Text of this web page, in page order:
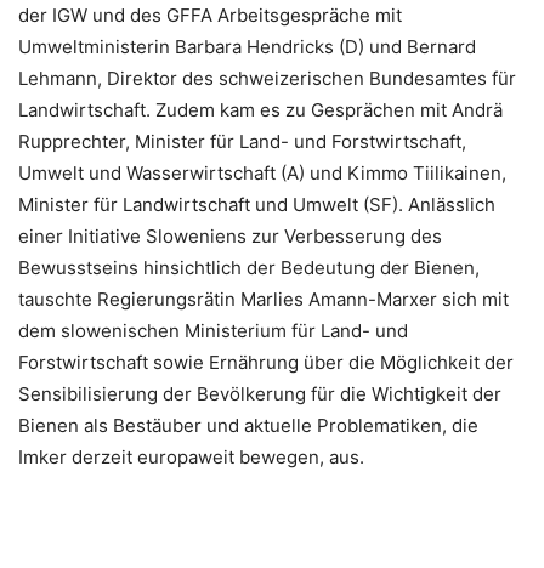
der IGW und des GFFA Arbeitsgespräche mit
Umweltministerin Barbara Hendricks (D) und Bernard
Lehmann, Direktor des schweizerischen Bundesamtes für
Landwirtschaft. Zudem kam es zu Gesprächen mit Andrä
Rupprechter, Minister für Land- und Forstwirtschaft,
Umwelt und Wasserwirtschaft (A) und Kimmo Tiilikainen,
Minister für Landwirtschaft und Umwelt (SF). Anlässlich
einer Initiative Sloweniens zur Verbesserung des
Bewusstseins hinsichtlich der Bedeutung der Bienen,
tauschte Regierungsrätin Marlies Amann-Marxer sich mit
dem slowenischen Ministerium für Land- und
Forstwirtschaft sowie Ernährung über die Möglichkeit der
Sensibilisierung der Bevölkerung für die Wichtigkeit der
Bienen als Bestäuber und aktuelle Problematiken, die
Imker derzeit europaweit bewegen, aus.